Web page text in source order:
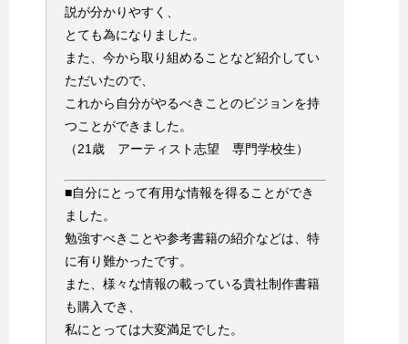
説が分かりやすく、
とても為になりました。
また、今から取り組めることなど紹介してい
ただいたので、
これから自分がやるべきことのビジョンを持
つことができました。
（21歳 アーティスト志望 専門学校生）
■自分にとって有用な情報を得ることができ
ました。
勉強すべきことや参考書籍の紹介などは、特
に有り難かったです。
また、様々な情報の載っている貴社制作書籍
も購入でき、
私にとっては大変満足でした。